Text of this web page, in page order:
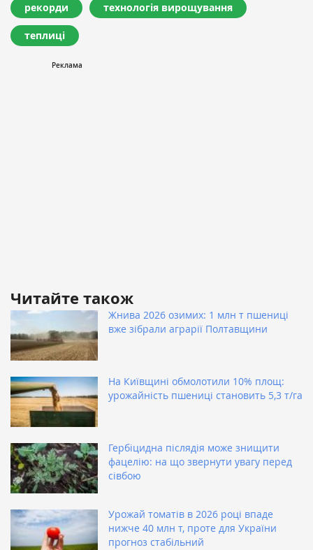
рекорди технологія вирощування
теплиці
Читайте також
Жнива 2026 озимих: 1 млн т пшениці
вже зібрали аграрії Полтавщини
На Київщині обмолотили 10% площ:
урожайність пшениці становить 5,3 т/га
Гербіцидна післядія може знищити
фацелію: на що звернути увагу перед
сівбою
Урожай томатів в 2026 році впаде
нижче 40 млн т, проте для України
прогноз стабільний